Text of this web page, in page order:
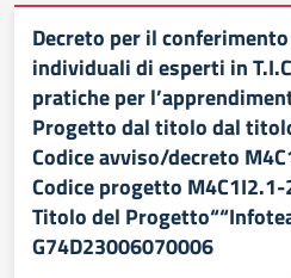
Decreto per il
individuali di esperti in
pratiche per
Progetto dal titolo dal
Codice avviso/decreto
Codice progetto
Titolo del
G74D23006070006